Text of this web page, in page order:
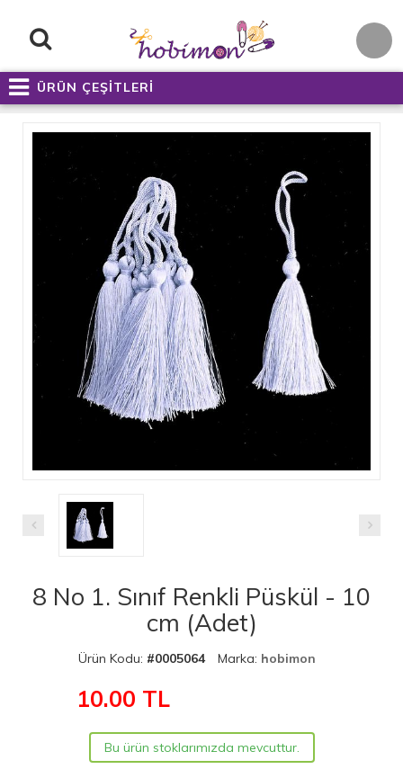
ÜRÜN ÇEŞİTLERİ
8 No 1. Sınıf Renkli Püskül - 10
cm (Adet)
Ürün Kodu: #0005064 Marka: hobimon
10.00 TL
Bu ürün stoklarımızda mevcuttur.